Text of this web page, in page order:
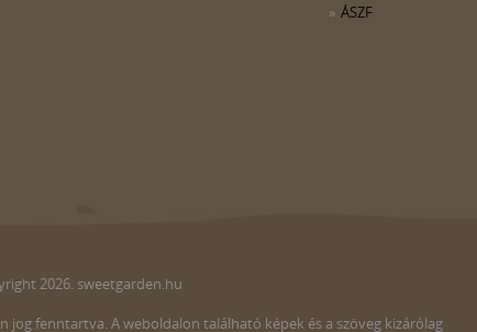
ÁSZF
2026. sweetgarden.hu
jog fenntartva. A weboldalon található képek és a szöveg kizárólag